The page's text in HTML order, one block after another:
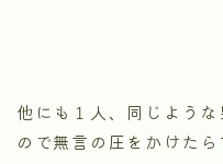
他にも１人、同じよう
ので無言の圧をかけた